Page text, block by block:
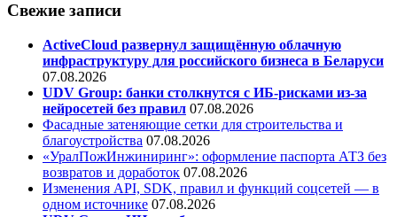
Свежие записи
ActiveCloud развернул защищённую облачную
инфраструктуру для российского бизнеса в Беларуси
07.08.2026
UDV Group: банки столкнутся с ИБ-рисками из-за
нейросетей без правил 07.08.2026
Фасадные затеняющие сетки для строительства и
благоустройства 07.08.2026
«УралПожИнжиниринг»: оформление паспорта АТЗ без
возвратов и доработок 07.08.2026
Изменения API, SDK, правил и функций соцсетей — в
одном источнике 07.08.2026